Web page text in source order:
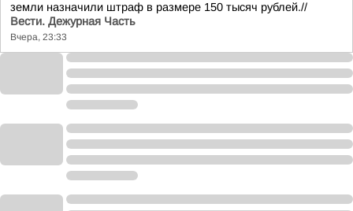
земли назначили штраф в размере 150 тысяч рублей.//
Вести. Дежурная Часть
Вчера, 23:33